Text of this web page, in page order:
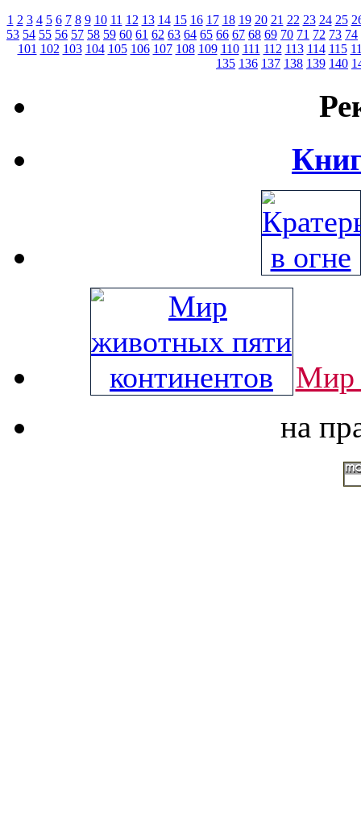
1 2 3 4 5 6 7 8 9 10 11 12 13 14 15 16 17 18 19 20 21 22 23 24 25
53 54 55 56 57 58 59 60 61 62 63 64 65 66 67 68 69 70 71 72 73 74
101 102 103 104 105 106 107 108 109 110 111 112 113 114 115
135 136 137 138 139 140
Мир
на